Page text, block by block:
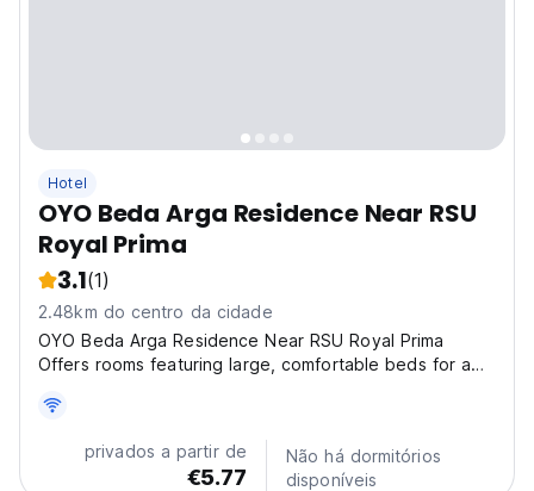
Hotel
OYO Beda Arga Residence Near RSU
Royal Prima
3.1(1)
2.48km do centro da cidade
OYO Beda Arga Residence Near RSU Royal Prima
Offers rooms featuring large, comfortable beds for a
conditioning, a TV, a hygienic bathroom, and high-
quality, modern furnishings. Discover Comfort and
Convenience...
privados a partir de
€5.77
Não há dormitórios
disponíveis